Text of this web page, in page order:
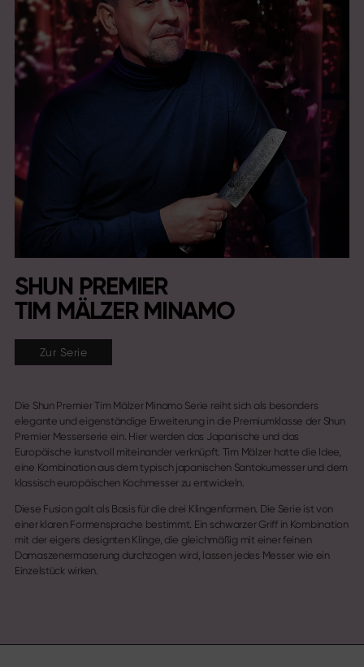
SHUN PREMIER
TIM MÄLZER MINAMO
Zur Serie
Die Shun Premier Tim Mälzer Minamo Serie reiht sich als besonders
elegante und eigenständige Erweiterung in die Premiumklasse der Shun
Premier Messerserie ein. Hier werden das Japanische und das
Europäische kunstvoll miteinander verknüpft. Tim Mälzer hatte die Idee,
eine Kombination aus dem typisch japanischen Santokumesser und dem
klassisch europäischen Kochmesser zu entwickeln.
Diese Fusion galt als Basis für die drei Klingenformen. Die Serie ist von
einer klaren Formensprache bestimmt. Ein schwarzer Griff in Kombination
mit der eigens designten Klinge, die gleichmäßig mit einer feinen
Damaszenermaserung durchzogen wird, lassen jedes Messer wie ein
Einzelstück wirken.